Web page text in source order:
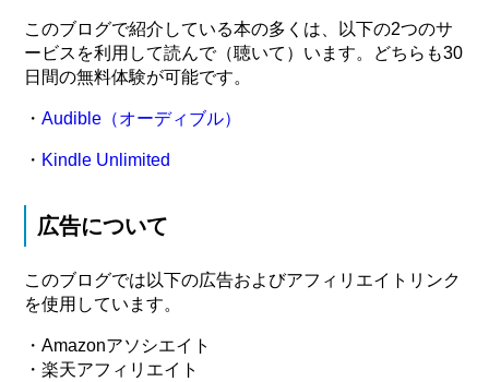
このブログで紹介している本の多くは、以下の2つのサ
ービスを利用して読んで（聴いて）います。どちらも30
日間の無料体験が可能です。
・Audible（オーディブル）
・ Kindle Unlimited
広告について
このブログでは以下の広告およびアフィリエイトリンク
を使用しています。
・Amazonアソシエイト
・楽天アフィリエイト